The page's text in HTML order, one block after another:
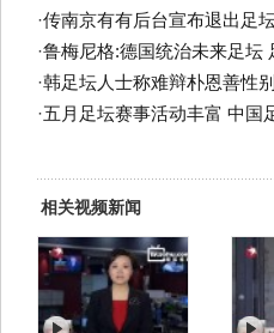
·传南京有有后台宣布退出足
·鲁梅尼格:德国统治未来足坛
·韩足坛人士称难辩朴恩善性
·五月足坛赛事活动丰富 中国
相关视频新闻